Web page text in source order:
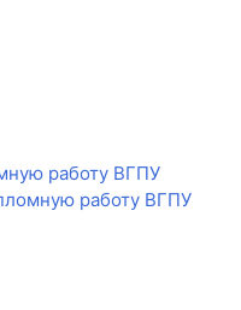
работу ВГПУ
работу ВГПУ